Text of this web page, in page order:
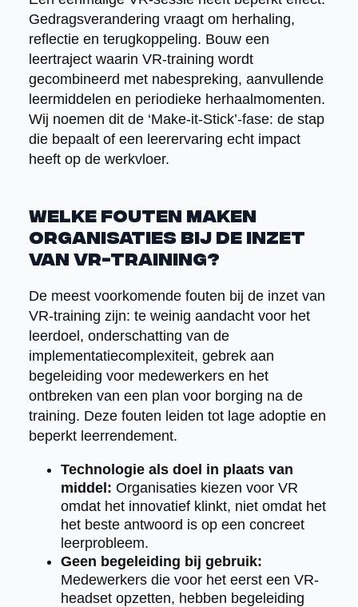
Gedragsverandering vraagt om herhaling,
reflectie en terugkoppeling. Bouw een
leertraject waarin VR-training wordt
gecombineerd met nabespreking, aanvullende
leermiddelen en periodieke herhaalmomenten.
Wij noemen dit de ‘Make-it-Stick’-fase: de stap
die bepaalt of een leerervaring echt impact
heeft op de werkvloer.
Welke fouten maken
organisaties bij de inzet
van VR-training?
De meest voorkomende fouten bij de inzet van
VR-training zijn: te weinig aandacht voor het
leerdoel, onderschatting van de
implementatiecomplexiteit, gebrek aan
begeleiding voor medewerkers en het
ontbreken van een plan voor borging na de
training. Deze fouten leiden tot lage adoptie en
beperkt leerrendement.
Technologie als doel in plaats van
middel: Organisaties kiezen voor VR
omdat het innovatief klinkt, niet omdat het
het beste antwoord is op een concreet
leerprobleem.
Geen begeleiding bij gebruik:
Medewerkers die voor het eerst een VR-
headset opzetten, hebben begeleiding